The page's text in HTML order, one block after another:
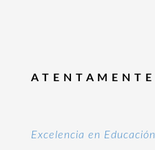
A T E N T A M E N T E
Excelencia en